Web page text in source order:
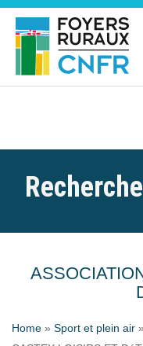
Home » Sport et plein air »